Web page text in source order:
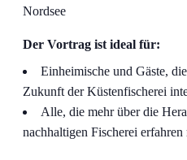
Nordsee
Der Vortrag ist ideal für:
Einheimische und Gäste,
Zukunft der Küstenfischerei
Alle, die mehr über die
nachhaltigen Fischerei erfahren